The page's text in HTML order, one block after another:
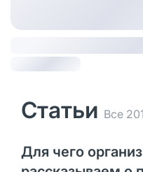
Статьи Все
Для чего